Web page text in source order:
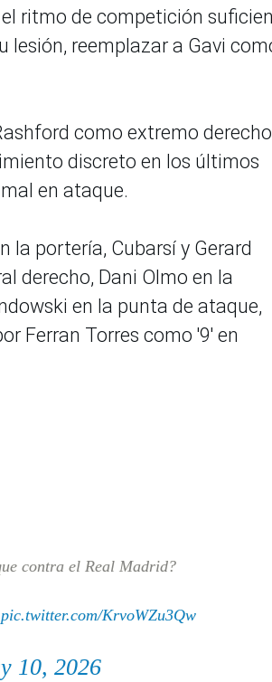
ritmo de competición
lesión, reemplazar a Gavi
como extremo
discreto en los últimos
en ataque.
la portería, Cubarsí y Gerard
derecho, Dani Olmo en la
en la punta de ataque,
Ferran Torres como '9' en
contra el Real Madrid?
pic.twitter.com/KrvoWZu3Qw
10, 2026